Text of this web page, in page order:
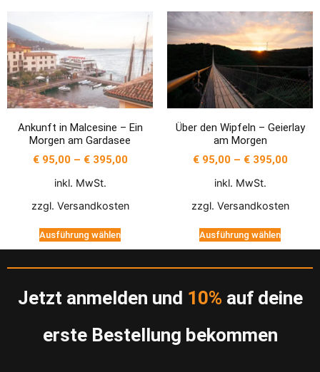
Ankunft in Malcesine – Ein
Morgen am Gardasee
€95,00– €395,00
inkl. MwSt.
zzgl. Versandkosten
Ausführung wählen
Über den Wipfeln – Geierlay
am Morgen
€95,00– €395,00
inkl. MwSt.
zzgl. Versandkosten
Ausführung wählen
Jetzt anmelden und 10% auf deine
erste Bestellung bekommen